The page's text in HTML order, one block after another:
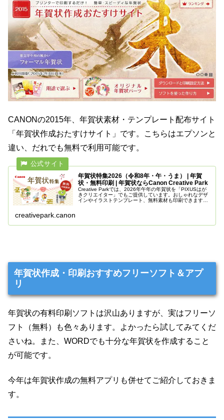
CANONの2015年、年賀状素材・テンプレート配布サイト
「年賀状作成おたすけサイト」です。こちらはエプソンと
違い、だれでも無料で利用可能です。
年賀状特集2026（令和8年・午・うま） | 年賀
状・無料印刷 | 年賀状ならCanon Creative Park
Creative Parkでは、2026年午年の年賀状を「PIXUSはが
きクリエイター」でもご提供しています。おしゃれなデザ
インやイラストテンプレート、無料素材も印刷できます。
creativepark.canon
年賀状作成・印刷おすすめフリーソフト＆アプ
リ
年賀状の有料印刷ソフトは沢山ありますが、実はフリーソ
フト（無料）も色々あります。よかったら試してみてくだ
さいね。また、WORDでも十分な年賀状を作成すること
が可能です。
今年は年賀状作成の無料アプリも併せてご紹介しておきま
す。